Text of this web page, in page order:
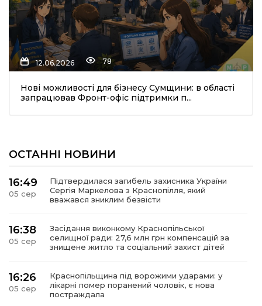
12.06.2026 78
Нові можливості для бізнесу Сумщини: в області
запрацював Фронт-офіс підтримки п...
ОСТАННІ НОВИНИ
16:49
05 сер
Підтвердилася загибель захисника України
Сергія Маркелова з Краснопілля, який
вважався зниклим безвісти
16:38
05 сер
Засідання виконкому Краснопільської
селищної ради: 27,6 млн грн компенсацій за
знищене житло та соціальний захист дітей
16:26
05 сер
Краснопільщина під ворожими ударами: у
лікарні помер поранений чоловік, є нова
постраждала